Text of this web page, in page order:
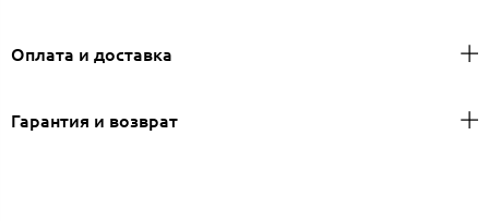
Оплата и доставка
Гарантия и возврат